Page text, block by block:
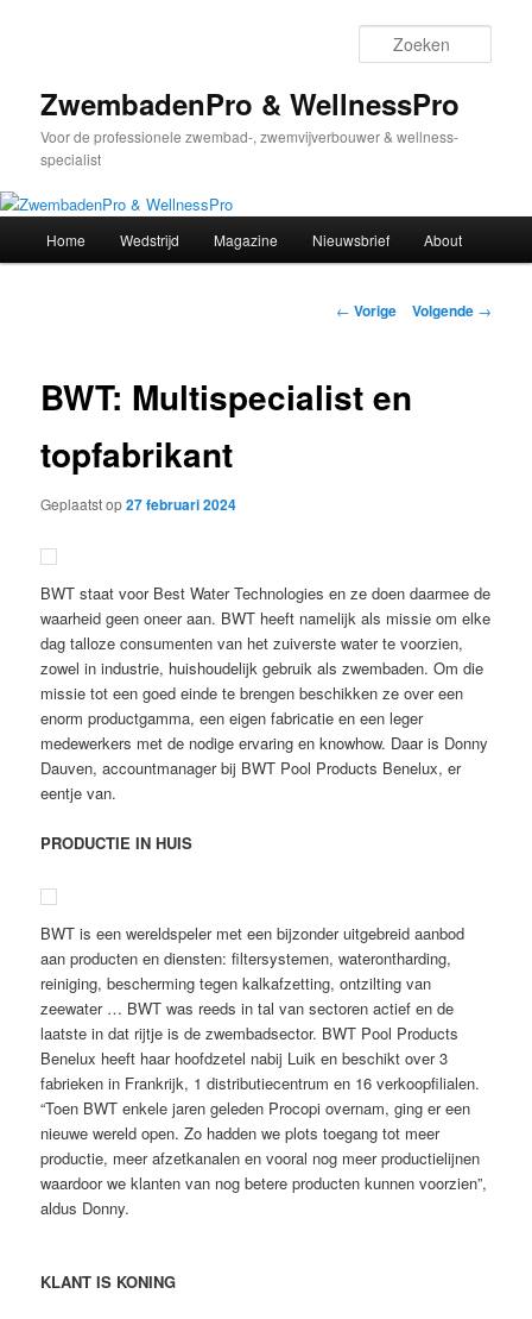
inhoudZwembadenPro & WellnessPro
Voor de professionele zwembad-, zwemvijverbouwer & wellness-
specialist
Home Wedstrijd Magazine Nieuwsbrief About
Bericht
← Vorige Volgende →
BWT: Multispecialist en
topfabrikant
Geplaatst op27 februari 2024
BWT staat voor Best Water Technologies en ze doen daarmee de
waarheid geen oneer aan. BWT heeft namelijk als missie om elke
dag talloze consumenten van het zuiverste water te voorzien,
zowel in industrie, huishoudelijk gebruik als zwembaden. Om die
missie tot een goed einde te brengen beschikken ze over een
enorm productgamma, een eigen fabricatie en een leger
medewerkers met de nodige ervaring en knowhow. Daar is Donny
Dauven, accountmanager bij BWT Pool Products Benelux, er
eentje van.
PRODUCTIE IN HUIS
BWT is een wereldspeler met een bijzonder uitgebreid aanbod
aan producten en diensten: filtersystemen, waterontharding,
reiniging, bescherming tegen kalkafzetting, ontzilting van
zeewater … BWT was reeds in tal van sectoren actief en de
laatste in dat rijtje is de zwembadsector. BWT Pool Products
Benelux heeft haar hoofdzetel nabij Luik en beschikt over 3
fabrieken in Frankrijk, 1 distributiecentrum en 16 verkoopfilialen.
“Toen BWT enkele jaren geleden Procopi overnam, ging er een
nieuwe wereld open. Zo hadden we plots toegang tot meer
productie, meer afzetkanalen en vooral nog meer productielijnen
waardoor we klanten van nog betere producten kunnen voorzien”,
aldus Donny.
KLANT IS KONING